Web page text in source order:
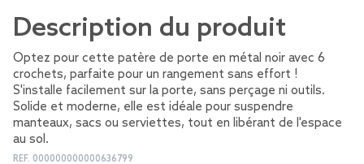
Description du produit
Optez pour cette patère de porte en métal noir avec 6
crochets, parfaite pour un rangement sans effort !
S'installe facilement sur la porte, sans perçage ni outils.
Solide et moderne, elle est idéale pour suspendre
manteaux, sacs ou serviettes, tout en libérant de l'espace
au sol.
REF. 000000000000636799